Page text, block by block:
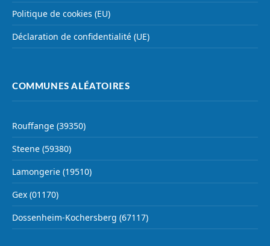
Politique de cookies (EU)
Déclaration de confidentialité (UE)
COMMUNES ALÉATOIRES
Rouffange (39350)
Steene (59380)
Lamongerie (19510)
Gex (01170)
Dossenheim-Kochersberg (67117)